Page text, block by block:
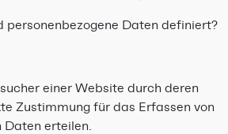
personenbezogene Daten definiert?
einer Website durch deren
Zustimmung für das Erfassen von
Daten erteilen.